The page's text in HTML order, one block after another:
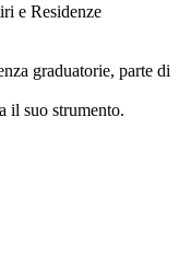
e Residenze
graduatorie, parte di
il suo strumento.